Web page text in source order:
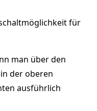
für
man über den
der oberen
ausführlich